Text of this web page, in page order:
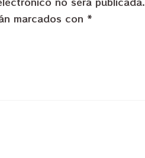
marcados con *